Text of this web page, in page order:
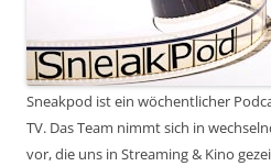
Sneakpod ist ein wöchentlicher
TV. Das Team nimmt sich in
vor, die uns in Streaming & Kino